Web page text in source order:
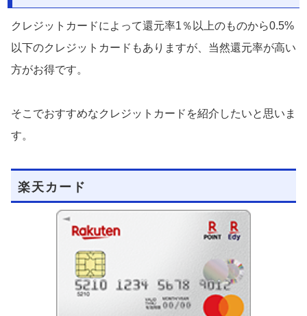
クレジットカードによって還元率1％以上のものから0.5%
以下のクレジットカードもありますが、当然還元率が高い
方がお得です。
そこでおすすめなクレジットカードを紹介したいと思いま
す。
楽天カード